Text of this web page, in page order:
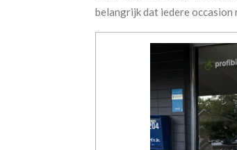
belangrijk dat iedere